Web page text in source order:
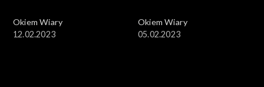
Okiem Wiary
12.02.2023
Okiem Wiary
05.02.2023